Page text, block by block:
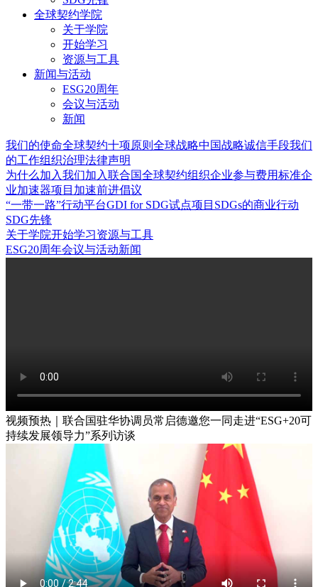
全球契约学院
关于学院
开始学习
资源与工具
新闻与活动
ESG20周年
会议与活动
新闻
我们的使命全球契约十项原则 全球战略中国战略诚信手段我们
的工作组织治理法律声明
为什么加入我们加入联合国全球契约组织企业参与费用标准企
业加速器项目 加速前进倡议
“一带一路”行动平台GDI for SDG试点项目 SDGs的商业行动
SDG先锋
关于学院开始学习资源与工具
ESG20周年会议与活动新闻
视频预热｜联合国驻华协调员常启德邀您一同走进“ESG+20可
持续发展领导力”系列访谈